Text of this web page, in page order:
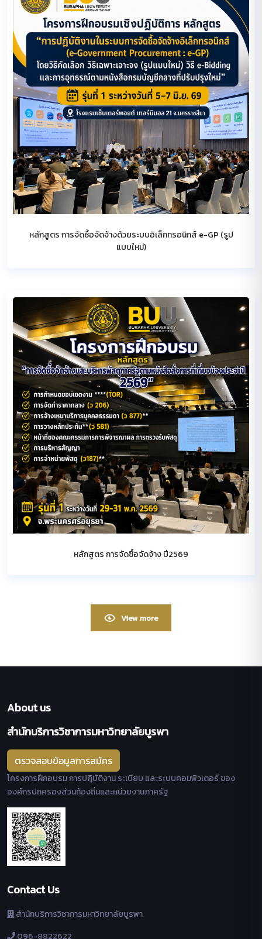
หลักสูตร การจัดซื้อจัดจ้างด้วยระบบอิเล็กทรอนิกส์ e-GP (รูป
แบบใหม่)
หลักสูตร การจัดซื้อจัดจ้าง ปี2569
View more
About us
สำนักบริการวิชาการมหาวิทยาลัยบูรพา
ตรวจสอบข้อมูลการสมัคร
โครงการฝึกอบรม การปฎิบัติงาน ระเบียบ และระบบคอมพิวเตอร์ ของ
องค์กรปกครองส่วนท้องถิ่นและหน่วยงานภาครัฐ
Contact Us
สำนักบริการวิชาการมหาวิทยาลัยบูรพา
096-8822622